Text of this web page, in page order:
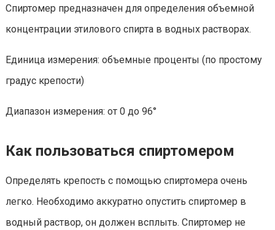
Спиртомер предназначен для определения объемной
концентрации этилового спирта в водных растворах.
Единица измерения: объемные проценты (по простому
градус крепости)
Диапазон измерения: от 0 до 96°
Как пользоваться спиртомером
Определять крепость с помощью спиртомера очень
легко. Необходимо аккуратно опустить спиртомер в
водный раствор, он должен всплыть. Спиртомер не